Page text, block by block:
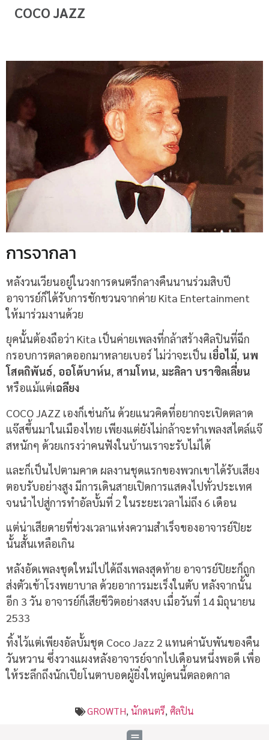
COCO JAZZ
การจากลา
หลังวนเวียนอยู่ในวงการดนตรีกลางคืนนานร่วมสิบปี
อาจารย์ก็ได้รับการชักชวนจากค่าย Kita Entertainment
ให้มาร่วมงานด้วย
ยุคนั้นต้องถือว่า Kita เป็นค่ายเพลงที่กล้าสร้างศิลปินที่ฉีก
กรอบการตลาดออกมาหลายเบอร์ ไม่ว่าจะเป็น เยื่อไม้, นพ
โสตถิพันธ์, ออโต้บาห์น, สามโทน, มะลิลา บราซิลเลี่ยน
หรือแม้แต่เฉลียง
COCO JAZZ เองก็เช่นกัน ด้วยแนวคิดที่อยากจะเปิดตลาด
แจ๊สขึ้นมาในเมืองไทย เพียงแต่ยังไม่กล้าจะทำเพลงสไตล์แจ๊
สหนักๆ ด้วยเกรงว่าคนฟังในบ้านเราจะรับไม่ได้
และก็เป็นไปตามคาด ผลงานชุดแรกของพวกเขาได้รับเสียง
ตอบรับอย่างสูง มีการเดินสายเปิดการแสดงไปทั่วประเทศ
จนนำไปสู่การทำอัลบั้มที่ 2 ในระยะเวลาไม่ถึง 6 เดือน
แต่น่าเสียดายที่ช่วงเวลาแห่งความสำเร็จของอาจารย์ปิยะ
นั้นสั้นเหลือเกิน
หลังอัดเพลงชุดใหม่ไปได้ถึงเพลงสุดท้าย อาจารย์ปิยะก็ถูก
ส่งตัวเข้าโรงพยาบาล ด้วยอาการมะเร็งในตับ หลังจากนั้น
อีก 3 วัน อาจารย์ก็เสียชีวิตอย่างสงบ เมื่อวันที่ 14 มิถุนายน
2533
ทิ้งไว้แต่เพียงอัลบั้มชุด Coco Jazz 2 แทนค่านับพันของคืน
วันหวาน ซึ่งวางแผงหลังอาจารย์จากไปเดือนหนึ่งพอดี เพื่อ
ให้ระลึกถึงนักเปียโนตาบอดผู้ยิ่งใหญ่คนนี้ตลอดกาล
GROWTH, นักดนตรี, ศิลปิน